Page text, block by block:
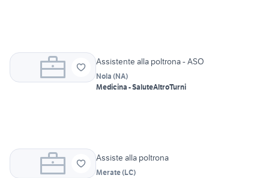
Assistente alla poltrona - ASO
Nola (NA)
Medicina - SaluteAltroTurni
Assiste alla poltrona
Merate(LC)